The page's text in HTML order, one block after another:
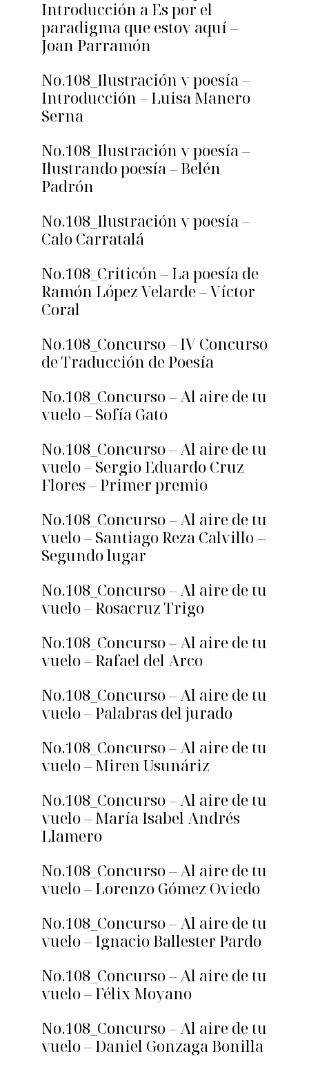
Introducción a Es por el
paradigma que estoy aquí –
Joan Parramón
No.108_Ilustración y poesía –
Introducción – Luisa Manero
Serna
No.108_Ilustración y poesía –
Ilustrando poesía – Belén
Padrón
No.108_Ilustración y poesía –
Calo Carratalá
No.108_Criticón – La poesía de
Ramón López Velarde – Víctor
Coral
No.108_Concurso – IV Concurso
de Traducción de Poesía
No.108_Concurso – Al aire de tu
vuelo – Sofía Gato
No.108_Concurso – Al aire de tu
vuelo – Sergio Eduardo Cruz
Flores – Primer premio
No.108_Concurso – Al aire de tu
vuelo – Santiago Reza Calvillo –
Segundo lugar
No.108_Concurso – Al aire de tu
vuelo – Rosacruz Trigo
No.108_Concurso – Al aire de tu
vuelo – Rafael del Arco
No.108_Concurso – Al aire de tu
vuelo – Palabras del jurado
No.108_Concurso – Al aire de tu
vuelo – Miren Usunáriz
No.108_Concurso – Al aire de tu
vuelo – María Isabel Andrés
Llamero
No.108_Concurso – Al aire de tu
vuelo – Lorenzo Gómez Oviedo
No.108_Concurso – Al aire de tu
vuelo – Ignacio Ballester Pardo
No.108_Concurso – Al aire de tu
vuelo – Félix Moyano
No.108_Concurso – Al aire de tu
vuelo – Daniel Gonzaga Bonilla